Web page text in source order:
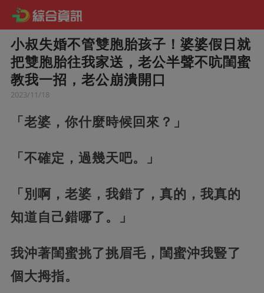
小叔失婚不管雙胞胎孩子！婆婆假日就
把雙胞胎往我家送，老公半聲不吭閨蜜
教我一招，老公崩潰開口
2023/11/18
「老婆，你什麼時候回來？」
「不確定，過幾天吧。」
「別啊，老婆，我錯了，真的，我真的
知道自己錯哪了。」
我沖著閨蜜挑了挑眉毛，閨蜜沖我豎了
個大拇指。